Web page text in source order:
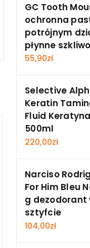
GC Tooth
ochronna
potrójnym
płynne
55,90zł
Selective
Keratin
Fluid Keratyna
500ml
220,00zł
Narciso
For Him Bleu
g dezodorant
sztyfcie
104,00zł